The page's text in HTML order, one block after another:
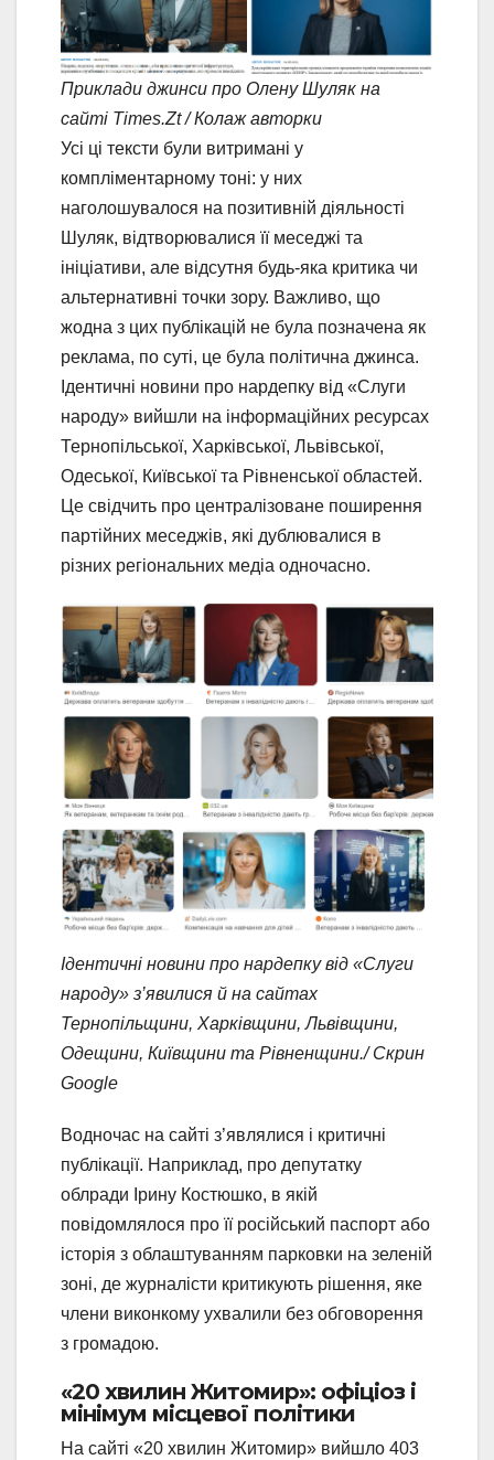
Приклади джинси про Олену Шуляк на
сайті Times.Zt / Колаж авторки
Усі ці тексти були витримані у
компліментарному тоні: у них
наголошувалося на позитивній діяльності
Шуляк, відтворювалися її меседжі та
ініціативи, але відсутня будь-яка критика чи
альтернативні точки зору. Важливо, що
жодна з цих публікацій не була позначена як
реклама, по суті, це була політична джинса.
Ідентичні новини про нардепку від «Слуги
народу» вийшли на інформаційних ресурсах
Тернопільської, Харківської, Львівської,
Одеської, Київської та Рівненської областей.
Це свідчить про централізоване поширення
партійних меседжів, які дублювалися в
різних регіональних медіа одночасно.
Ідентичні новини про нардепку від «Слуги
народу» з’явилися й на сайтах
Тернопільщини, Харківщини, Львівщини,
Одещини, Київщини та Рівненщини./ Скрин
Google
Водночас на сайті з’являлися і критичні
публікації. Наприклад, про депутатку
облради Ірину Костюшко, в якій
повідомлялося про її російський паспорт або
історія з облаштуванням парковки на зеленій
зоні, де журналісти критикують рішення, яке
члени виконкому ухвалили без обговорення
з громадою.
«20 хвилин Житомир»: офіціоз і
мінімум місцевої політики
На сайті «20 хвилин Житомир» вийшло 403